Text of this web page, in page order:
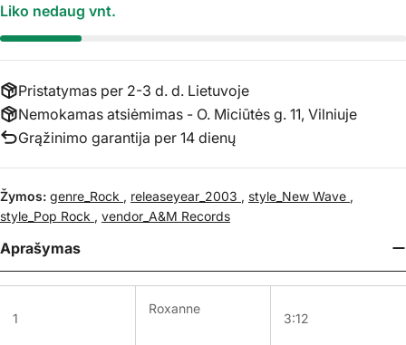
Liko nedaug vnt.
Pristatymas per 2-3 d. d. Lietuvoje
Nemokamas atsiėmimas - O. Miciūtės g. 11, Vilniuje
Grąžinimo garantija per 14 dienų
Žymos: genre_Rock , releaseyear_2003 , style_New Wave ,
style_Pop Rock , vendor_A&M Records
Aprašymas
1
Roxanne
3:12